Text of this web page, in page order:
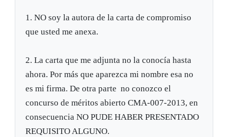
1. NO soy la autora de la carta de compromiso
que usted me anexa.
2. La carta que me adjunta no la conocía hasta
ahora. Por más que aparezca mi nombre esa no
es mi firma. De otra parte no conozco el
concurso de méritos abierto CMA-007-2013, en
consecuencia NO PUDE HABER PRESENTADO
REQUISITO ALGUNO.